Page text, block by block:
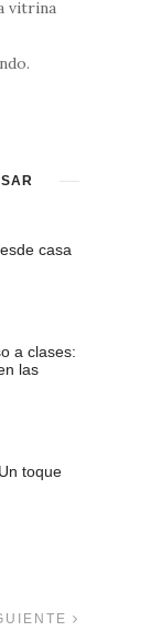
vitrina
casa
a clases:
las
toque